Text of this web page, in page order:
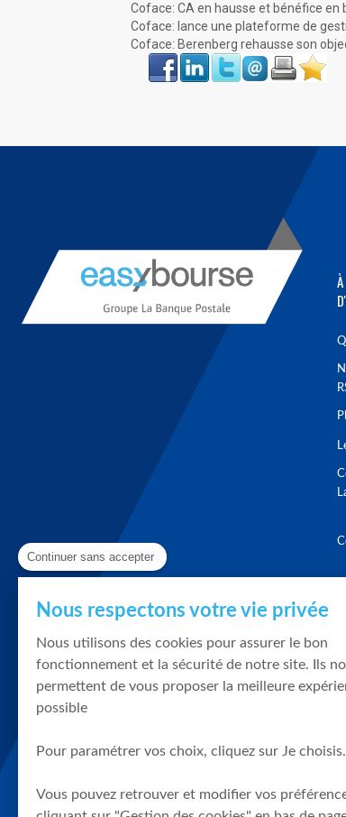
Coface: CA en hausse et bénéfice en
Coface: lance une plateforme de
Coface: Berenberg rehausse son
Face
book
LinkIn Twitter Envoyer ImprimerFavoris
Continuer sans accepter
Nous respectons votre vie privée
Nous utilisons des cookies pour assurer le bon
fonctionnement et la sécurité de notre site. Ils
permettent de vous proposer la meilleure
possible
Pour paramétrer vos choix, cliquez sur Je choisis.
Vous pouvez retrouver et modifier vos